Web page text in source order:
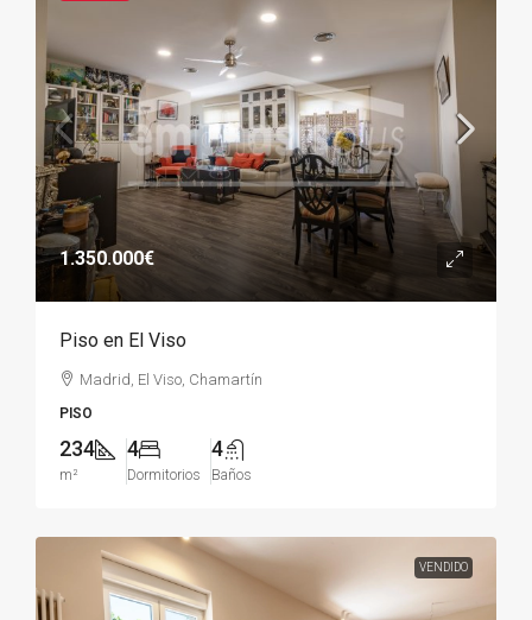
1.350.000€
Piso en El Viso
Madrid, El Viso, Chamartín
PISO
234
m²
4
Dormitorios
4
Baños
VENDIDO